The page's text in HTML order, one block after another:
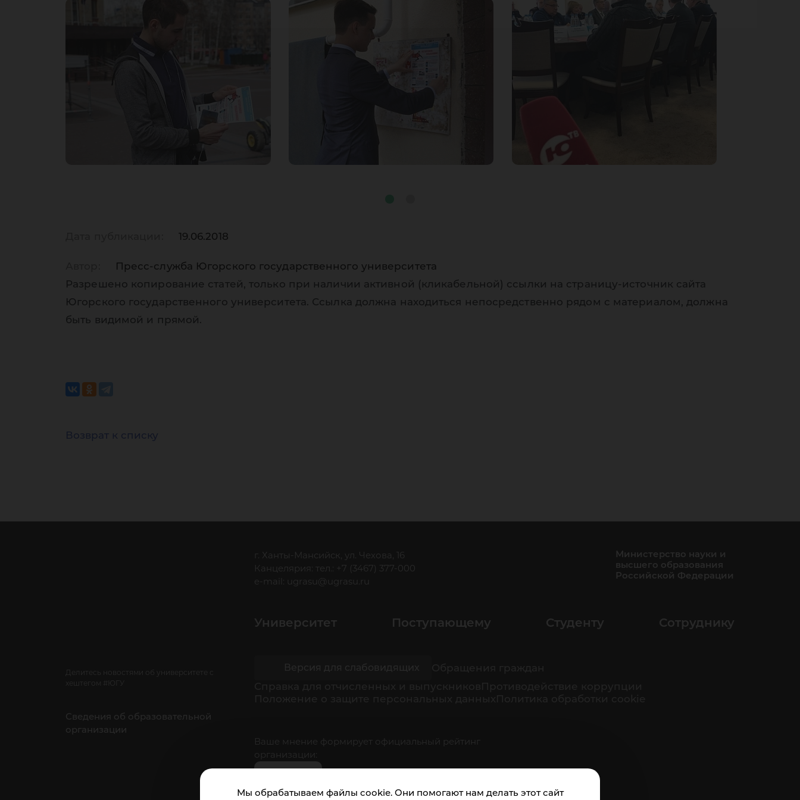
Мы обрабатываем файлы cookie. Они помогают нам делать этот сайт
19.06.2018
Пресс-служба Югорского государственного университета
Разрешено копирование статей, только при наличии активной (кликабельной) ссылки на страницу-источник сайта
Югорского государственного университета. Ссылка должна находиться непосредственно рядом с материалом, должна
быть видимой и прямой.
Возврат к списку
Делитесь новостями об университете с
хештегом #ЮГУ
Сведения об образовательной
организации
г. Ханты-Мансийск, ул. Чехова, 16
Канцелярия: тел.: +7 (3467) 377-000
e-mail:
ugrasu@ugrasu.ru
Министерство науки и
высшего образования
Российской Федерации
Университет Поступающему Студенту Сотруднику
Ваше мнение формирует официальный рейтинг
организации: